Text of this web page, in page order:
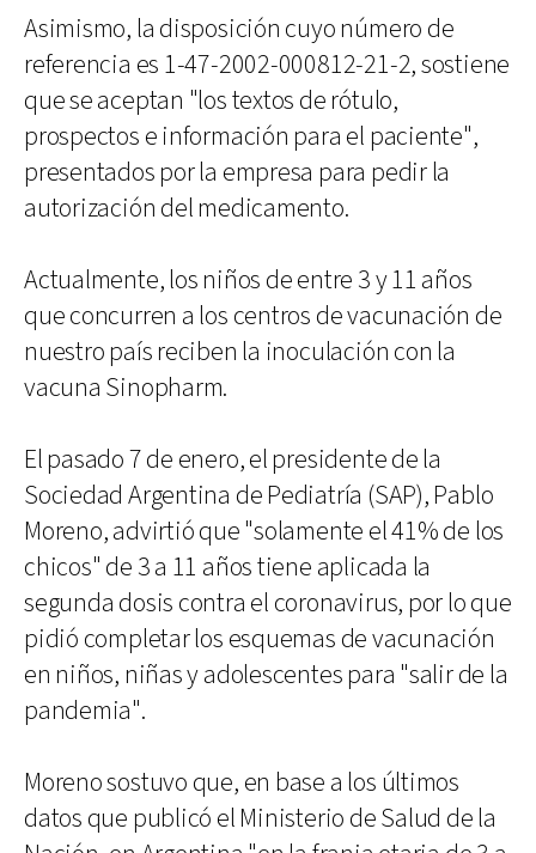
Asimismo, la disposición cuyo número de
referencia es 1-47-2002-000812-21-2, sostiene
que se aceptan "los textos de rótulo,
prospectos e información para el paciente",
presentados por la empresa para pedir la
autorización del medicamento.
Actualmente, los niños de entre 3 y 11 años
que concurren a los centros de vacunación de
nuestro país reciben la inoculación con la
vacuna Sinopharm.
El pasado 7 de enero, el presidente de la
Sociedad Argentina de Pediatría (SAP), Pablo
Moreno, advirtió que "solamente el 41% de los
chicos" de 3 a 11 años tiene aplicada la
segunda dosis contra el coronavirus, por lo que
pidió completar los esquemas de vacunación
en niños, niñas y adolescentes para "salir de la
pandemia".
Moreno sostuvo que, en base a los últimos
datos que publicó el Ministerio de Salud de la